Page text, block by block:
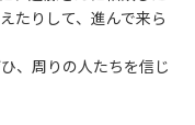
たりして、進んで来ら
、周りの人たちを信じ